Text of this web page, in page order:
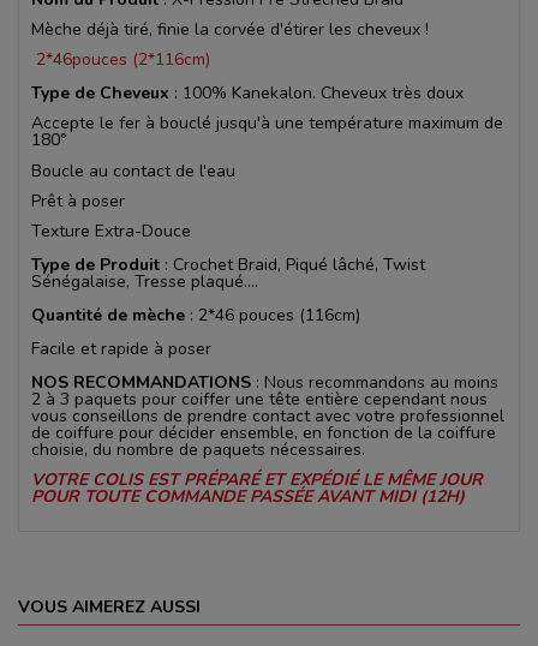
Mèche déjà tiré, finie la corvée d'étirer les cheveux !
2*46pouces (2*116cm)
Type de Cheveux : 100% Kanekalon. Cheveux très doux
Accepte le fer à bouclé jusqu'à une température maximum de
180°
Boucle au contact de l'eau
Prêt à poser
Texture Extra-Douce
Type de Produit : Crochet Braid, Piqué lâché, Twist
Sénégalaise, Tresse plaqué....
Quantité de mèche : 2*46 pouces (116cm)
Facile et rapide à poser
NOS RECOMMANDATIONS : Nous recommandons au moins
2 à 3 paquets pour coiffer une tête entière cependant nous
vous conseillons de prendre contact avec votre professionnel
de coiffure pour décider ensemble, en fonction de la coiffure
choisie, du nombre de paquets nécessaires.
VOTRE COLIS EST PRÉPARÉ ET EXPÉDIÉ LE MÊME JOUR
POUR TOUTE COMMANDE PASSÉE AVANT MIDI (12H)
VOUS AIMEREZ AUSSI